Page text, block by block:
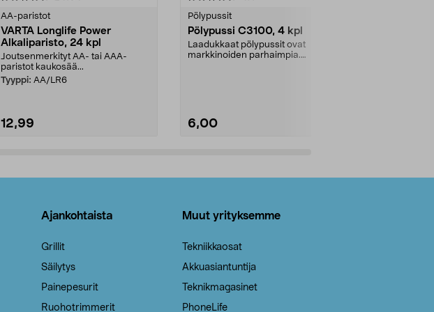
AA-paristot
VARTA Longlife Power
Alkaliparisto, 24 kpl
Joutsenmerkityt AA- tai AAA-
paristot kaukosää...
Tyyppi: AA/LR6
12,99
Pölypussit
Pölypussi C3100, 4 kpl
Laadukkaat pölypussit ovat
markkinoiden parhaimpia.
6,00
Ajankohtaista
Grillit
Säilytys
Painepesurit
Ruohotrimmerit
Muut yrityksemme
Tekniikkaosat
Akkuasiantuntija
Teknikmagasinet
PhoneLife